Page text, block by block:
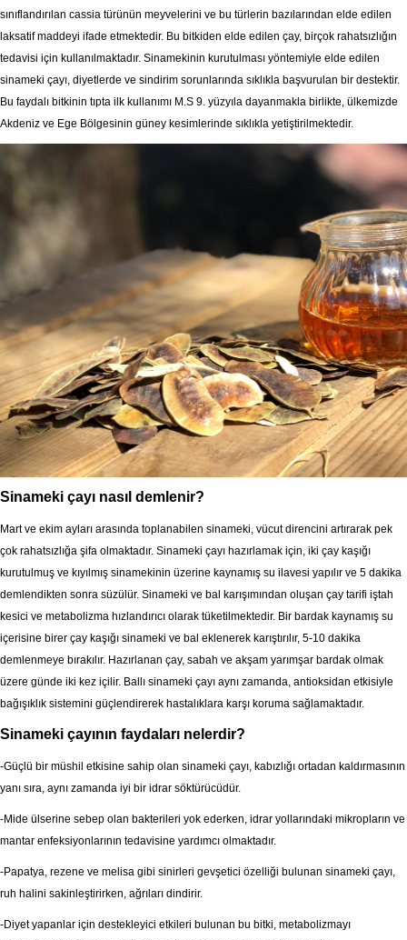
sınıflandırılan cassia türünün meyvelerini ve bu türlerin bazılarından elde edilen
laksatif maddeyi ifade etmektedir. Bu bitkiden elde edilen çay, birçok rahatsızlığın
tedavisi için kullanılmaktadır. Sinamekinin kurutulması yöntemiyle elde edilen
sinameki çayı, diyetlerde ve sindirim sorunlarında sıklıkla başvurulan bir destektir.
Bu faydalı bitkinin tıpta ilk kullanımı M.S 9. yüzyıla dayanmakla birlikte, ülkemizde
Akdeniz ve Ege Bölgesinin güney kesimlerinde sıklıkla yetiştirilmektedir.
Sinameki çayı nasıl demlenir?
Mart ve ekim ayları arasında toplanabilen sinameki, vücut direncini artırarak pek
çok rahatsızlığa şifa olmaktadır. Sinameki çayı hazırlamak için, iki çay kaşığı
kurutulmuş ve kıyılmış sinamekinin üzerine kaynamış su ilavesi yapılır ve 5 dakika
demlendikten sonra süzülür. Sinameki ve bal karışımından oluşan çay tarifi iştah
kesici ve metabolizma hızlandırıcı olarak tüketilmektedir. Bir bardak kaynamış su
içerisine birer çay kaşığı sinameki ve bal eklenerek karıştırılır, 5-10 dakika
demlenmeye bırakılır. Hazırlanan çay, sabah ve akşam yarımşar bardak olmak
üzere günde iki kez içilir. Ballı sinameki çayı aynı zamanda, antioksidan etkisiyle
bağışıklık sistemini güçlendirerek hastalıklara karşı koruma sağlamaktadır.
Sinameki çayının faydaları nelerdir?
-Güçlü bir müshil etkisine sahip olan sinameki çayı, kabızlığı ortadan kaldırmasının
yanı sıra, aynı zamanda iyi bir idrar söktürücüdür.
-Mide ülserine sebep olan bakterileri yok ederken, idrar yollarındaki mikropların ve
mantar enfeksiyonlarının tedavisine yardımcı olmaktadır.
-Papatya, rezene ve melisa gibi sinirleri gevşetici özelliği bulunan sinameki çayı,
ruh halini sakinleştirirken, ağrıları dindirir.
-Diyet yapanlar için destekleyici etkileri bulunan bu bitki, metabolizmayı